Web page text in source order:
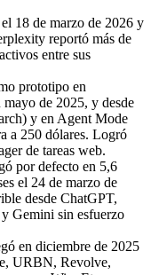
18 de marzo de 2026 y
reportó más de
entre sus
prototipo en
mayo de 2025, y desde
y en Agent Mode
a 250 dólares. Logró
de tareas web.
por defecto en 5,6
el 24 de marzo de
desde ChatGPT,
Gemini sin esfuerzo
en diciembre de 2025
URBN, Revolve,